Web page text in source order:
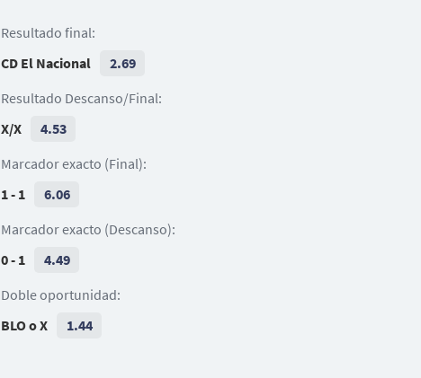
B. Uraezaña
4
Resultado final:
CD El Nacional
2.69
Resultado Descanso/Final:
X/X
4.53
Marcador exacto (Final):
1 - 1
6.06
Marcador exacto (Descanso):
0 - 1
4.49
Doble oportunidad:
BLO o X
1.44